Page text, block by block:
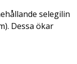
selegilin
Dessa ökar